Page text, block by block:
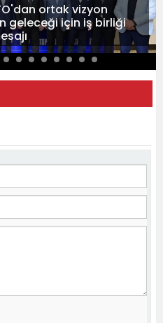
ortak vizyon
geleceği için iş birliği